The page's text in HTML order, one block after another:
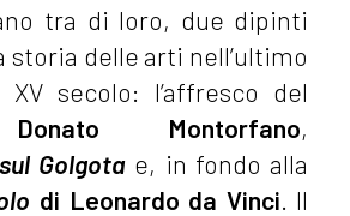
tra di loro, due dipinti
storia delle arti nell’ultimo
secolo: l’affresco del
Donato Montorfano,
Golgotae, in fondo alla
di Leonardo da Vinci . Il